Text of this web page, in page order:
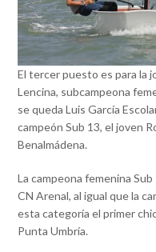
El tercer puesto es para la
Lencina, subcampeona
se queda Luis García
campeón Sub 13, el joven
Benalmádena.
La campeona femenina
CN Arenal, al igual que la
esta categoría el primer
Punta Umbría.